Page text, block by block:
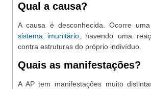
Qual a causa?
A causa é desconhecida. Ocorre
sistema imunitário, havendo uma
contra estruturas do próprio indivíduo.
Quais as manifestações?
A AP tem manifestações muito